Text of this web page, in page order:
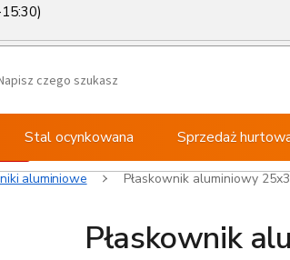
Stal ocynkowana Sprzedaż
aluminiowe Płaskownik aluminiowy 25x3
Płaskownik